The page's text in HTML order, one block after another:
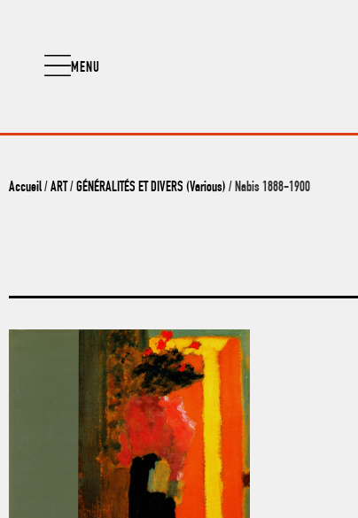
MENU
Accueil/ ART / GÉNÉRALITÉS ET DIVERS (Various) / Nabis 1888-1900